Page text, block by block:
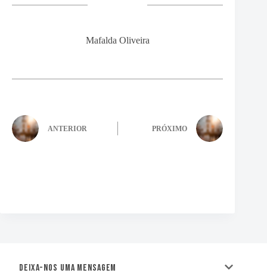
Mafalda Oliveira
ANTERIOR PRÓXIMO
Deixa-nos uma mensagem